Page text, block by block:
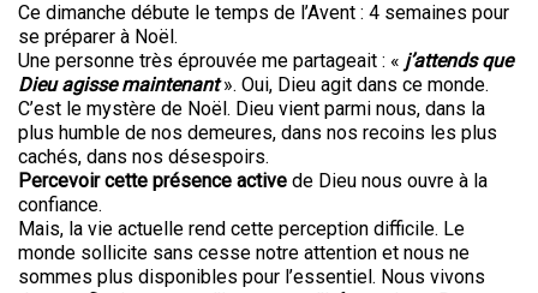
Ce dimanche débute le temps de l’Avent : 4 semaines pour
se préparer à Noël.
Une personne très éprouvée me partageait : « j’attends que
Dieu agisse maintenant». Oui, Dieu agit dans ce monde.
C’est le mystère de Noël. Dieu vient parmi nous, dans la
plus humble de nos demeures, dans nos recoins les plus
cachés, dans nos désespoirs.
Percevoir cette présence active de Dieu nous ouvre à la
confiance.
Mais, la vie actuelle rend cette perception difficile. Le
monde sollicite sans cesse notre attention et nous ne
sommes plus disponibles pour l’essentiel. Nous vivons